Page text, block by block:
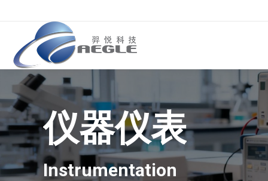
仪器仪表
Instrumentation
你在这里：